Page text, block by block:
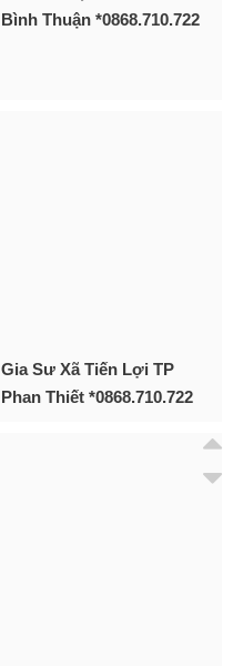
Bình Thuận *0868.710.722
Gia Sư Xã Tiến Lợi TP
Phan Thiết *0868.710.722